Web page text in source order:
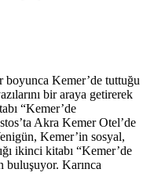
boyunca Kemer’de tuttuğu
bir araya getirerek
“Kemer’de
Akra Kemer Otel’de
Kemer’in sosyal,
ikinci kitabı “Kemer’de
Karınca